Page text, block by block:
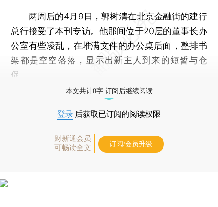
两周后的4月9日，郭树清在北京金融街的建行
总行接受了本刊专访。他那间位于20层的董事长办
公室有些凌乱，在堆满文件的办公桌后面，整排书
架都是空空落落，显示出新主人到来的短暂与仓
促。
本文共计0字 订阅后继续阅读
登录 后获取已订阅的阅读权限
财新通会员
可畅读全文
订阅/会员升级